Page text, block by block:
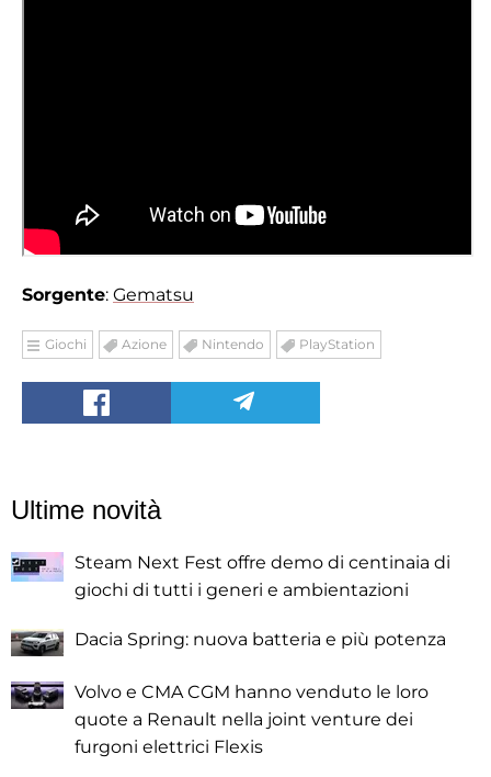
Sorgente: Gematsu
Giochi Azione Nintendo PlayStation
Ultime novità
Steam Next Fest offre demo di centinaia di
giochi di tutti i generi e ambientazioni
Dacia Spring: nuova batteria e più potenza
Volvo e CMA CGM hanno venduto le loro
quote a Renault nella joint venture dei
furgoni elettrici Flexis